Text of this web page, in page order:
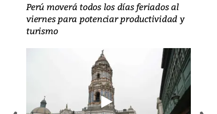
Perú moverá todos los días feriados al
viernes para potenciar productividad y
turismo